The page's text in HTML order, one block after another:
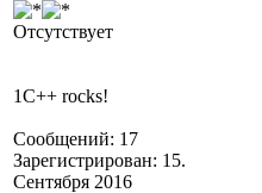
Отсутствует
1C++ rocks!
Сообщений: 17
Зарегистрирован: 15.
Сентября 2016